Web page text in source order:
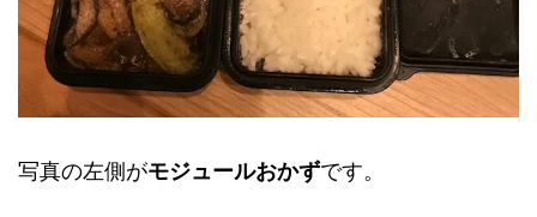
写真の左側がモジュールおかずです。